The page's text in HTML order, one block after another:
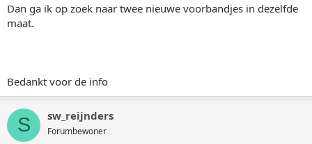
Dan ga ik op zoek naar twee nieuwe voorbandjes in dezelfde
maat.
Bedankt voor de info
S sw_reijnders
Forumbewoner